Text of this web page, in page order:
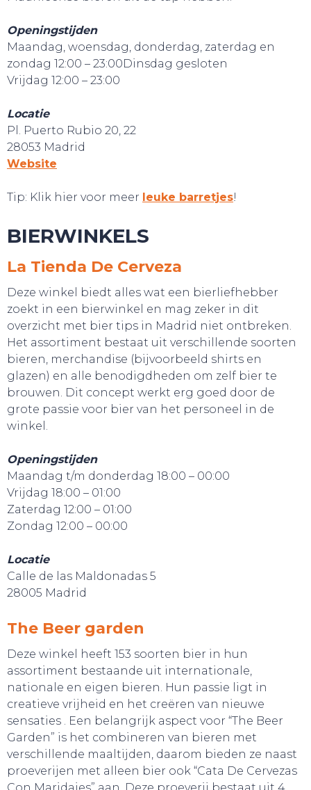
GA UIT!
BELEEF!
Openingstijden
Maandag, woensdag, donderdag, zaterdag en
zondag 12:00 – 23:00Dinsdag gesloten
Vrijdag 12:00 – 23:00
Locatie
Pl. Puerto Rubio 20, 22
28053 Madrid
Website
Tip: Klik hier voor meer leuke barretjes!
BIERWINKELS
La Tienda De Cerveza
Deze winkel biedt alles wat een bierliefhebber
zoekt in een bierwinkel en mag zeker in dit
overzicht met bier tips in Madrid niet ontbreken.
Het assortiment bestaat uit verschillende soorten
bieren, merchandise (bijvoorbeeld shirts en
glazen) en alle benodigdheden om zelf bier te
brouwen. Dit concept werkt erg goed door de
grote passie voor bier van het personeel in de
winkel.
Openingstijden
Maandag t/m donderdag 18:00 – 00:00
Vrijdag 18:00 – 01:00
Zaterdag 12:00 – 01:00
Zondag 12:00 – 00:00
Locatie
Calle de las Maldonadas 5
28005 Madrid
The Beer garden
Deze winkel heeft 153 soorten bier in hun
assortiment bestaande uit internationale,
nationale en eigen bieren. Hun passie ligt in
creatieve vrijheid en het creëren van nieuwe
sensaties . Een belangrijk aspect voor “The Beer
Garden” is het combineren van bieren met
verschillende maaltijden, daarom bieden ze naast
proeverijen met alleen bier ook “Cata De Cervezas